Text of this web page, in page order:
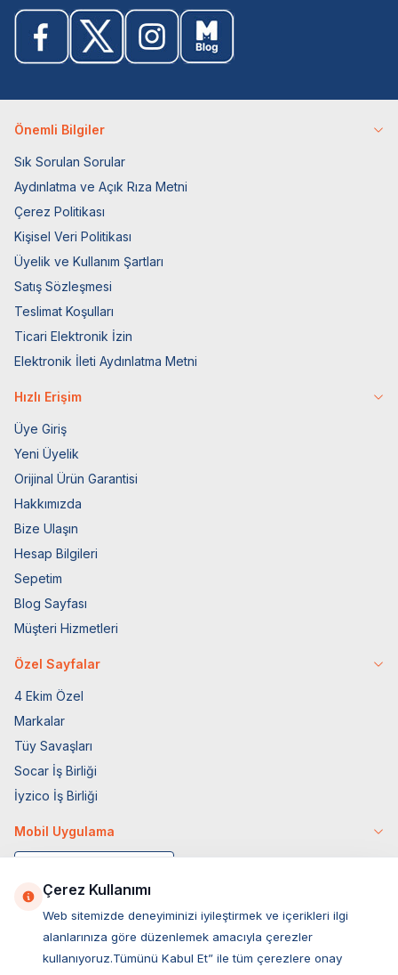
Önemli Bilgiler
Sık Sorulan Sorular
Aydınlatma ve Açık Rıza Metni
Çerez Politikası
Kişisel Veri Politikası
Üyelik ve Kullanım Şartları
Satış Sözleşmesi
Teslimat Koşulları
Ticari Elektronik İzin
Elektronik İleti Aydınlatma Metni
Hızlı Erişim
Üye Giriş
Yeni Üyelik
Orijinal Ürün Garantisi
Hakkımızda
Bize Ulaşın
Hesap Bilgileri
Sepetim
Blog Sayfası
Müşteri Hizmetleri
Özel Sayfalar
4 Ekim Özel
Markalar
Tüy Savaşları
Socar İş Birliği
İyzico İş Birliği
Mobil Uygulama
Çerez Kullanımı
Web sitemizde deneyiminizi iyileştirmek ve içerikleri ilgi
alanlarınıza göre düzenlemek amacıyla çerezler
kullanıyoruz.Tümünü Kabul Et” ile tüm çerezlere onay